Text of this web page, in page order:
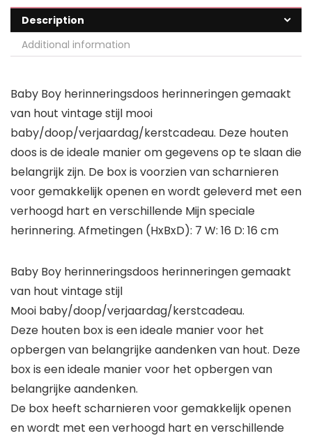
Description
Additional information
Baby Boy herinneringsdoos herinneringen gemaakt
van hout vintage stijl mooi
baby/doop/verjaardag/kerstcadeau. Deze houten
doos is de ideale manier om gegevens op te slaan die
belangrijk zijn. De box is voorzien van scharnieren
voor gemakkelijk openen en wordt geleverd met een
verhoogd hart en verschillende Mijn speciale
herinnering. Afmetingen (HxBxD): 7 W: 16 D: 16 cm
Baby Boy herinneringsdoos herinneringen gemaakt
van hout vintage stijl
Mooi baby/doop/verjaardag/kerstcadeau.
Deze houten box is een ideale manier voor het
opbergen van belangrijke aandenken van hout. Deze
box is een ideale manier voor het opbergen van
belangrijke aandenken.
De box heeft scharnieren voor gemakkelijk openen
en wordt met een verhoogd hart en verschillende